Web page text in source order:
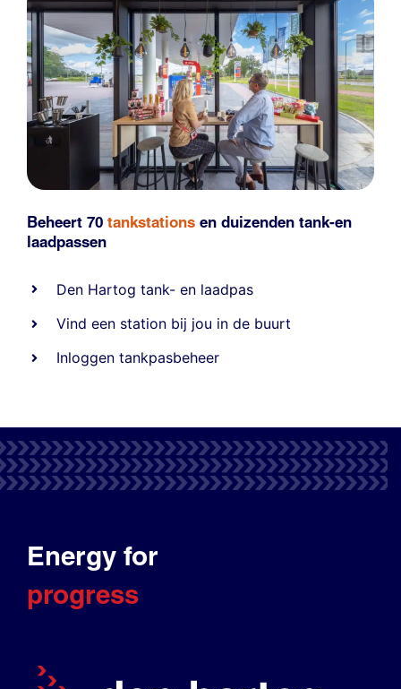
Beheert 70 tankstations en duizenden tank-en
laadpassen
Den Hartog tank- en laadpas
Vind een station bij jou in de buurt
Inloggen tankpasbeheer
Energy for
progress